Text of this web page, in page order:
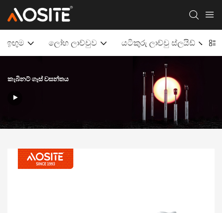
ඉඟුම ලෝහ ලාච්චුව යටිකුරු ලාච්චු ස්ලයිඩ්
කැබිනට් ගෑස් වසන්තය